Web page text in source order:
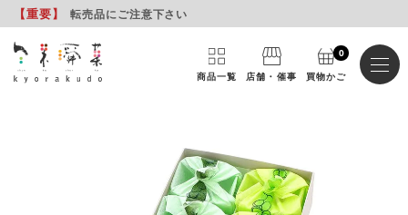
【重要】 転売品にご注意下さい
商品一覧 店舗・催事 買物かご
0